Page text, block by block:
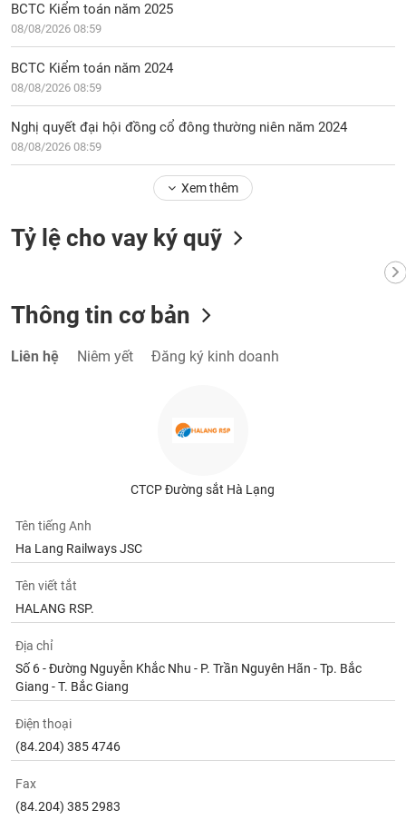
BCTC Kiểm toán năm 2025
08/08/2026 08:59
BCTC Kiểm toán năm 2024
08/08/2026 08:59
Nghị quyết đại hội đồng cổ đông thường niên năm 2024
08/08/2026 08:59
Xem thêm
Tỷ lệ cho vay ký quỹ
Thông tin cơ bản
Liên hệ Niêm yết Đăng ký kinh doanh
CTCP Đường sắt Hà Lạng
Tên tiếng Anh
Ha Lang Railways JSC
Tên viết tắt
HALANG RSP.
Địa chỉ
Số 6 - Đường Nguyễn Khắc Nhu - P. Trần Nguyên Hãn - Tp. Bắc
Giang - T. Bắc Giang
Điện thoại
(84.204) 385 4746
Fax
(84.204) 385 2983
phân
tích
(-)
(-)
cụ
tư
Truyền
thông
tài
chính
Dữ
liệu